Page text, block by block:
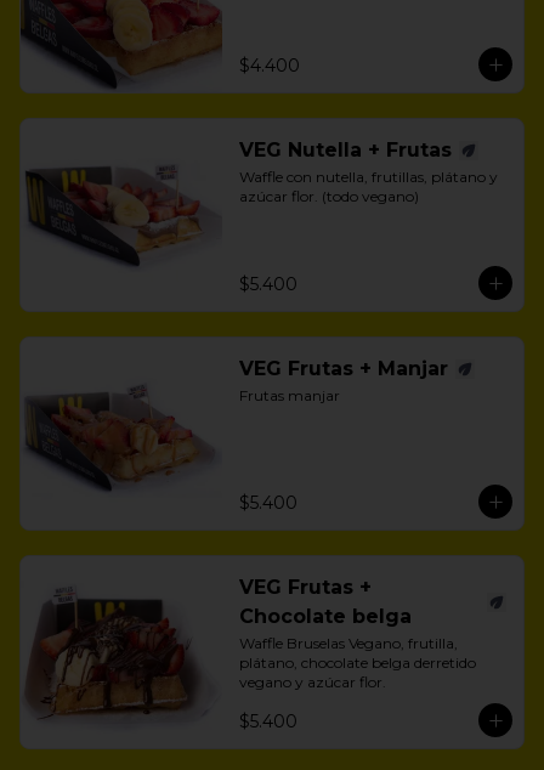
$4.400
VEG Nutella + Frutas
Waffle con nutella, frutillas, plátano y
azúcar flor. (todo vegano)
$5.400
VEG Frutas + Manjar
Frutas manjar
$5.400
VEG Frutas +
Chocolate belga
Waffle Bruselas Vegano, frutilla,
plátano, chocolate belga derretido
vegano y azúcar flor.
$5.400